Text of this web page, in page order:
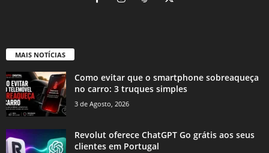
MAIS NOTÍCIAS
Como evitar que o smartphone sobreaqueça
no carro: 3 truques simples
3 de Agosto, 2026
Revolut oferece ChatGPT Go grátis aos seus
clientes em Portugal